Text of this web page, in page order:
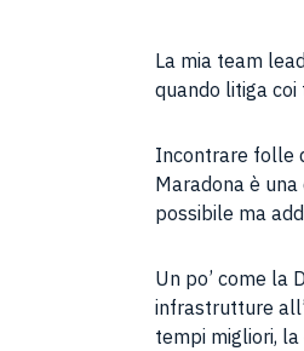
La mia team
quando litiga
Incontrare folle
Maradona è
possibile ma
Un po’ come la
infrastrutture
tempi migliori,